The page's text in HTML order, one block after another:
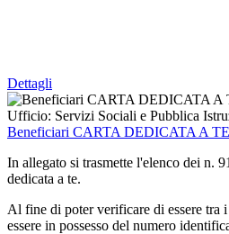
Dettagli
Ufficio: Servizi Sociali e Pubblica
Beneficiari CARTA DEDICATA A TE
In allegato si trasmette l'elenco dei n.
dedicata a te.
Al fine di poter verificare di essere tra
essere in possesso del numero